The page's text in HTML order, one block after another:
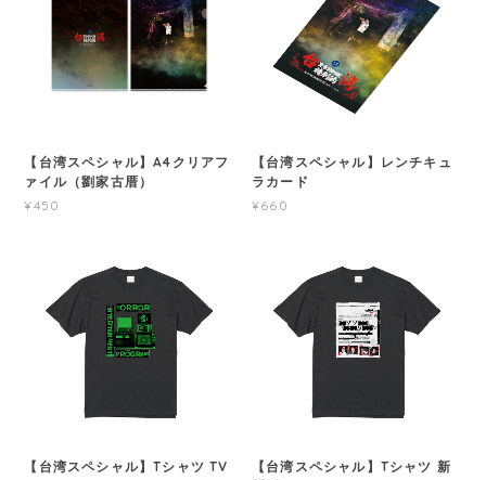
【台湾スペシャル】A4クリアフ
ァイル（劉家古厝）
¥450
【台湾スペシャル】レンチキュ
ラカード
¥660
【台湾スペシャル】Tシャツ TV
【台湾スペシャル】Tシャツ 新